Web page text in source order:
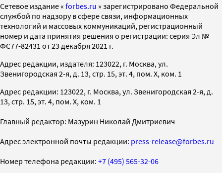
Cетевое издание « forbes.ru » зарегистрировано Федеральной
службой по надзору в сфере связи, информационных
технологий и массовых коммуникаций, регистрационный
номер и дата принятия решения о регистрации: серия Эл №
ФС77-82431 от 23 декабря 2021 г.
Адрес редакции, издателя: 123022, г. Москва, ул.
Звенигородская 2-я, д. 13, стр. 15, эт. 4, пом. X, ком. 1
Адрес редакции: 123022, г. Москва, ул. Звенигородская 2-я, д.
13, стр. 15, эт. 4, пом. X, ком. 1
Главный редактор: Мазурин Николай Дмитриевич
Адрес электронной почты редакции: press-release@forbes.ru
Номер телефона редакции: +7 (495) 565-32-06